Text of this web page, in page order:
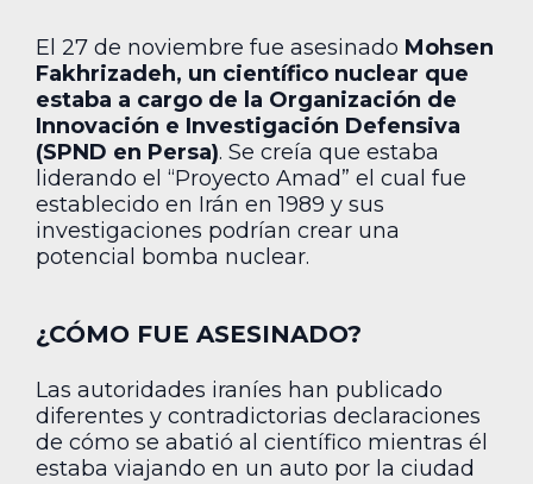
El 27 de noviembre fue asesinado Mohsen
Fakhrizadeh, un científico nuclear que
estaba a cargo de la Organización de
Innovación e Investigación Defensiva
(SPND en Persa). Se creía que estaba
liderando el “Proyecto Amad” el cual fue
establecido en Irán en 1989 y sus
investigaciones podrían crear una
potencial bomba nuclear.
¿CÓMO FUE ASESINADO?
Las autoridades iraníes han publicado
diferentes y contradictorias declaraciones
de cómo se abatió al científico mientras él
estaba viajando en un auto por la ciudad